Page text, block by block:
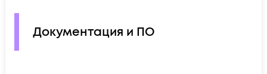
Документация и ПО